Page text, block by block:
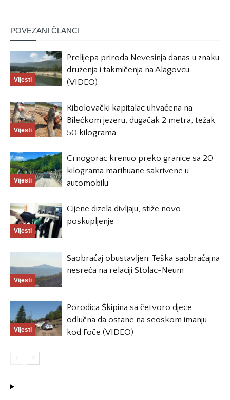
POVEZANI ČLANCI
Vijesti
Prelijepa priroda Nevesinja danas u znaku
druženja i takmičenja na Alagovcu
(VIDEO)
Vijesti
Ribolovački kapitalac uhvaćena na
Bilećkom jezeru, dugačak 2 metra, težak
50 kilograma
Vijesti
Crnogorac krenuo preko granice sa 20
kilograma marihuane sakrivene u
automobilu
Vijesti
Cijene dizela divljaju, stiže novo
poskupljenje
Vijesti
Saobraćaj obustavljen: Teška saobraćajna
nesreća na relaciji Stolac-Neum
Vijesti
Porodica Škipina sa četvoro djece
odlučna da ostane na seoskom imanju
kod Foče (VIDEO)